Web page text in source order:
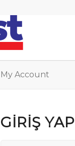
My Account
GIRIŞ YAP